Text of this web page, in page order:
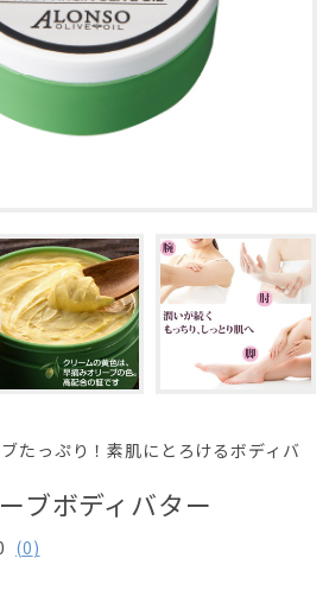
たっぷり！素肌にとろけるボディバ
ブボディバター
(0)